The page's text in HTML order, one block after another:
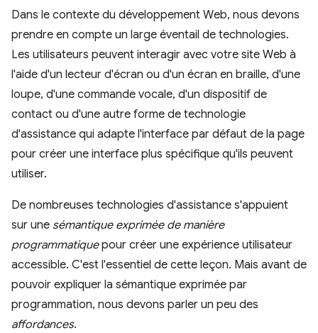
Dans le contexte du développement Web, nous devons
prendre en compte un large éventail de technologies.
Les utilisateurs peuvent interagir avec votre site Web à
l'aide d'un lecteur d'écran ou d'un écran en braille, d'une
loupe, d'une commande vocale, d'un dispositif de
contact ou d'une autre forme de technologie
d'assistance qui adapte l'interface par défaut de la page
pour créer une interface plus spécifique qu'ils peuvent
utiliser.
De nombreuses technologies d'assistance s'appuient
sur une sémantique exprimée de manière
programmatiquepour créer une expérience utilisateur
accessible. C'est l'essentiel de cette leçon. Mais avant de
pouvoir expliquer la sémantique exprimée par
programmation, nous devons parler un peu des
affordances.